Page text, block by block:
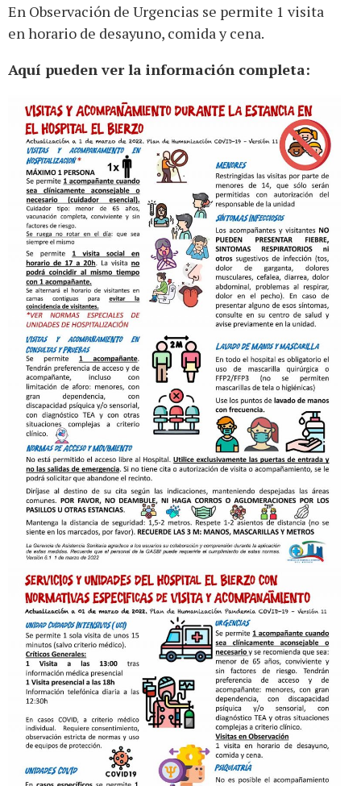
En Observación de Urgencias se permite 1 visita
en horario de desayuno, comida y cena.
Aquí pueden ver la información completa: